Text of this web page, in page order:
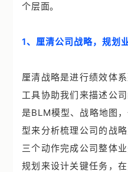
个层面。
1、厘清公司战略，规划
厘清战略是进行绩效体
工具协助我们来描述公
是BLM模型、战略地图
型来分析梳理公司的战
三个动作完成公司整体
规划来设计关键任务，